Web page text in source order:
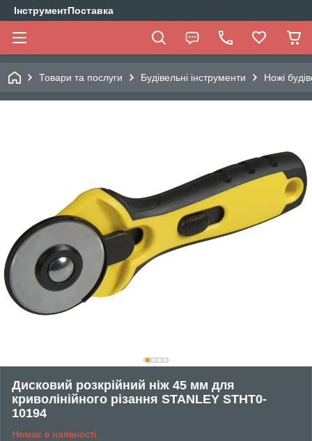
ІнструментПоставка
Товари та послуги Будівельні інструменти Ножі
Дисковий розкрійний ніж 45 мм для
криволінійного різання STANLEY STHT0-
10194
Немає в наявності